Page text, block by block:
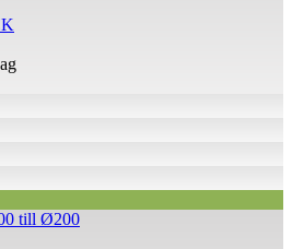
till